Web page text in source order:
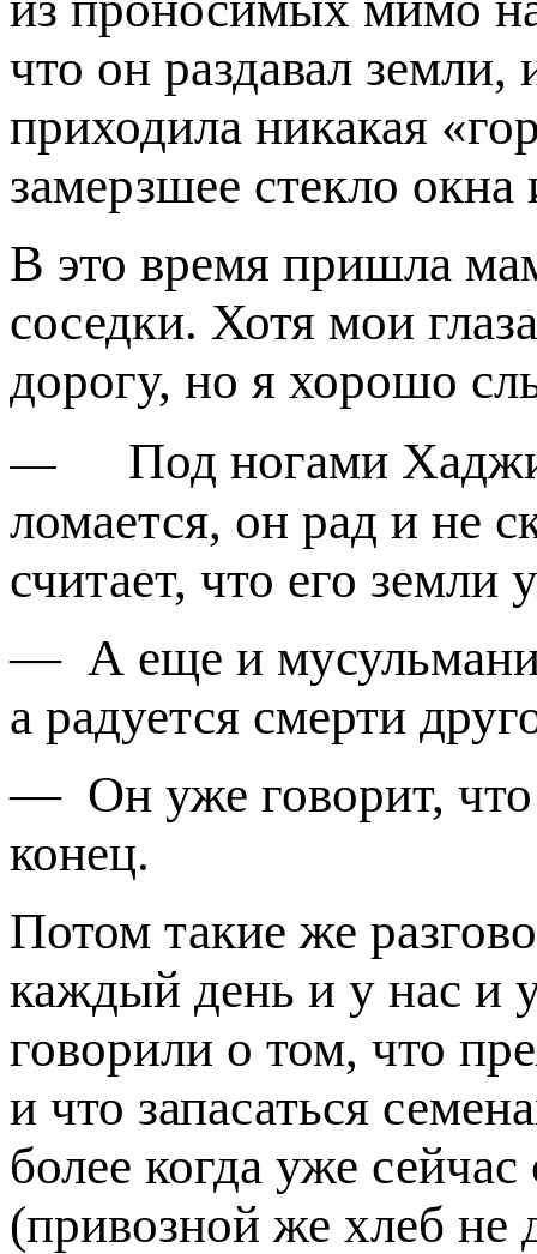
что он раздавал
приходила никакая
замерзшее стекло окна
В это время пришла
соседки. Хотя мои
дорогу, но я хорошо
—
Под ногами
ломается, он рад и не
считает, что его земли
— А еще и
а радуется смерти
— Он уже говорит,
конец.
Потом такие же
каждый день и у нас и
говорили о том, что
и что запасаться
более когда уже
(привозной же хлеб не